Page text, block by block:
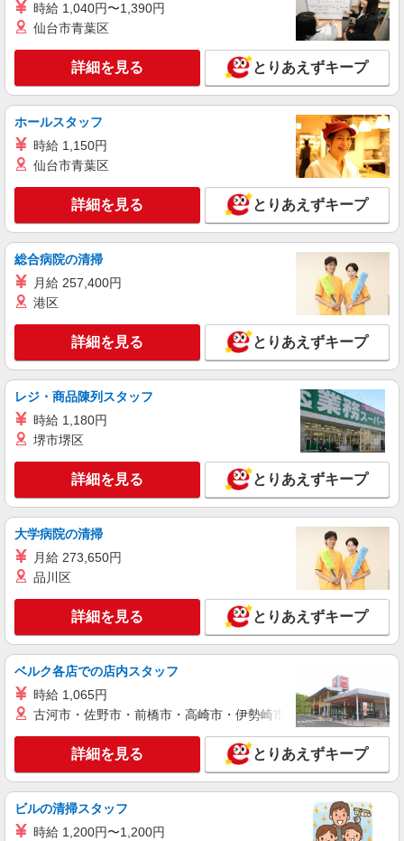
キープ 詳細を見る
パート
コンパスグループ・ジャパン株式会社 21741_p
調理員【アルバイト・パート】
コマツ大阪工場 従業員食堂 （大阪府枚方市
上野3-1-1）
キープ 詳細を見る
コンパスグループ・ジャパン株式会社 21741_p
時給1,530円以上 試用期間中 時給1,530円以上
(試用期間2ヶ月) 残業が発生した場合、残業代を1
分単位で別途支給します。
コマツ大阪工場 従業員食堂 （大阪府枚方市
上野3-1-1）
キープ 詳細を見る
コンパスグループ・ジャパン株式会社 21741_f
調理師【正社員】
代を1分単位で別途支給します。 ※給与は経験や
コマツ大阪工場 従業員食堂 （大阪府枚方市
キープ 詳細を見る
アルバイト パート
コンパスグループ・ジャパン株式会社 21741_p
調理補助【アルバイト・パート】
(試用期間2ヶ月) 残業が発生した場合、残業代を1
分単位で別途支給します。
コマツ大阪工場 従業員食堂 （大阪府枚方市
上野3-1-1）
キープ 詳細を見る
時給 1,040円〜1,390円
仙台市青葉区
詳細を見る とりあえずキープ
ホールスタッフ
時給 1,150円
仙台市青葉区
詳細を見る とりあえずキープ
総合病院の清掃
月給 257,400円
港区
詳細を見る とりあえずキープ
レジ・商品陳列スタッフ
時給 1,180円
堺市堺区
詳細を見る とりあえずキープ
大学病院の清掃
月給 273,650円
品川区
詳細を見る とりあえずキープ
ベルク各店での店内スタッフ
時給 1,065円
古河市・佐野市・前橋市・高崎市・伊勢崎市・太田市・館林市
詳細を見る とりあえずキープ
ビルの清掃スタッフ
時給 1,200円〜1,200円